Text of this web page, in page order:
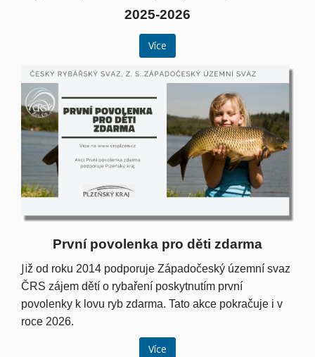
2025-2026
Více
První povolenka pro děti zdarma
Již od roku 2014 podporuje Západočeský územní svaz
ČRS zájem dětí o rybaření poskytnutím první
povolenky k lovu ryb zdarma. Tato akce pokračuje i v
roce 2026.
Více